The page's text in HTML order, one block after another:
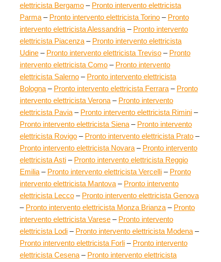
elettricista Bergamo – Pronto intervento elettricista
Parma – Pronto intervento elettricista Torino – Pronto
intervento elettricista Alessandria – Pronto intervento
elettricista Piacenza – Pronto intervento elettricista
Udine – Pronto intervento elettricista Treviso – Pronto
intervento elettricista Como – Pronto intervento
elettricista Salerno – Pronto intervento elettricista
Bologna – Pronto intervento elettricista Ferrara – Pronto
intervento elettricista Verona – Pronto intervento
elettricista Pavia – Pronto intervento elettricista Rimini –
Pronto intervento elettricista Siena – Pronto intervento
elettricista Rovigo – Pronto intervento elettricista Prato –
Pronto intervento elettricista Novara – Pronto intervento
elettricista Asti – Pronto intervento elettricista Reggio
Emilia – Pronto intervento elettricista Vercelli – Pronto
intervento elettricista Mantova – Pronto intervento
elettricista Lecco – Pronto intervento elettricista Genova
– Pronto intervento elettricista Monza Brianza – Pronto
intervento elettricista Varese – Pronto intervento
elettricista Lodi – Pronto intervento elettricista Modena –
Pronto intervento elettricista Forli – Pronto intervento
elettricista Cesena – Pronto intervento elettricista